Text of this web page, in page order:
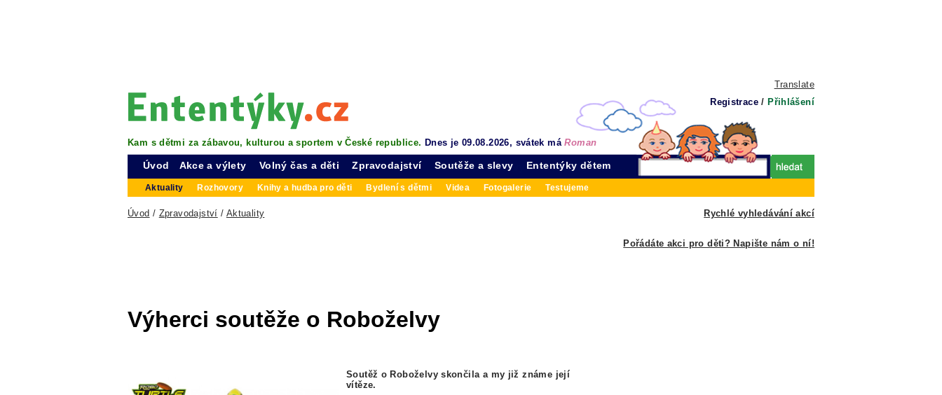
Translate
Registrace / Přihlášení
Kam s dětmi za zábavou, kulturou a sportem v České republice. Dnes je 09.08.2026, svátek máRoman
Úvod Akce a výlety Volný čas a děti Zpravodajství
Aktuality Rozhovory Knihy a hudba pro děti Bydlení s dětmi Videa Fotogalerie Testujeme
Soutěže a slevy Ententýky dětem
Rychlé vyhledávání akcí
Úvod / Zpravodajství / Aktuality
Pořádáte akci pro děti? Napište nám o ní!
Výherci soutěže o Roboželvy
Soutěž o Roboželvy skončila a my již známe její
vítěze.